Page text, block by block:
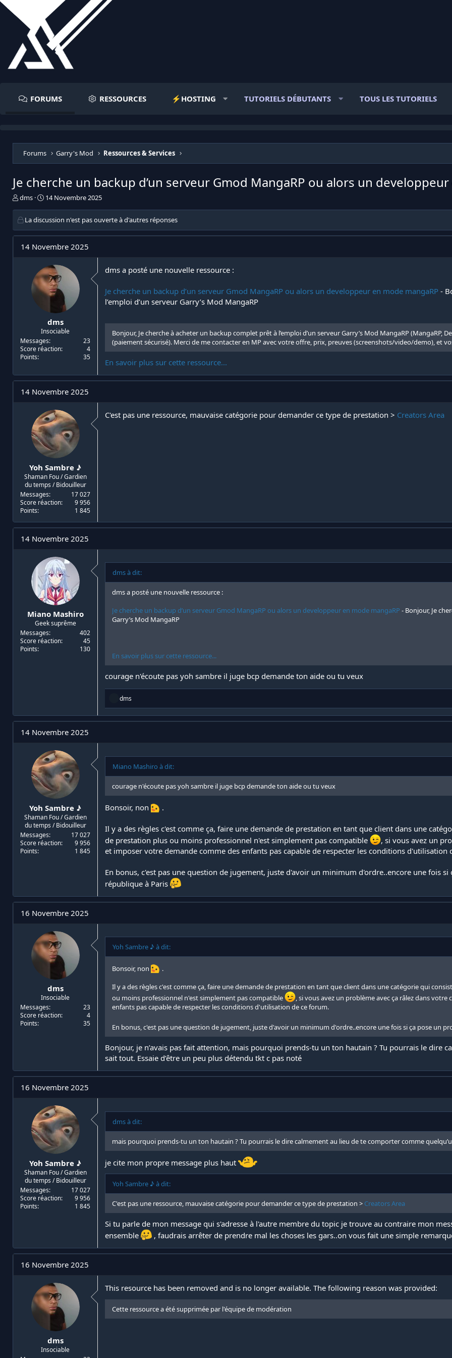
FORUMS RESSOURCES ⚡️HOSTING TUTORIELS DÉBUTANTS TOUS LES TUTORIELS
Forums Garry's Mod Ressources & Services
Je cherche un backup d’un serveur Gmod MangaRP ou alors un
I
i
t
i
a
s
c
u
s
o
dms
D
e
d
d
b
u
t
14 Novembre 2025
La discussion n'est pas ouverte à d'autres réponses
14 Novembre 2025
dms
Insociable
Messages
23
Score réaction
4
Points
35
dms a posté une nouvelle ressource :
Je cherche un backup d’un serveur Gmod MangaRP ou alors un developpeur en mode mangaRP -
l’emploi d’un serveur Garry’s Mod MangaRP
Bonjour, Je cherche à acheter un backup complet prêt à l’emploi d’un serveur Garry’s Mod MangaRP (MangaRP,
(paiement sécurisé). Merci de me contacter en MP avec votre offre, prix, preuves (screenshots/video/demo), et
En savoir plus sur cette ressource...
14 Novembre 2025
Yoh Sambre ♪
Shaman Fou / Gardien
du temps / Bidouilleur
Messages
17 027
Score réaction
9 956
Points
1 845
C'est pas une ressource, mauvaise catégorie pour demander ce type de prestation > Creators Area
14 Novembre 2025
Miano Mashiro
Geek suprême
Messages
402
Score réaction
45
Points
130
dms à dit:
dms a posté une nouvelle ressource :
Je cherche un backup d’un serveur Gmod MangaRP ou alors un developpeur en mode mangaRP - Bonjour, Je
Garry’s Mod MangaRP
En savoir plus sur cette ressource...
courage n'écoute pas yoh sambre il juge bcp demande ton aide ou tu veux
R
a
c
s
:
dms
14 Novembre 2025
Yoh Sambre ♪
Shaman Fou / Gardien
du temps / Bidouilleur
Messages
17 027
Score réaction
9 956
Points
1 845
Miano Mashiro à dit:
courage n'écoute pas yoh sambre il juge bcp demande ton aide ou tu veux
Bonsoir, non .
Il y a des règles c'est comme ça, faire une demande de prestation en tant que client dans une
de prestation plus ou moins professionnel n'est simplement pas compatible
, si vous avez un
et imposer votre demande comme des enfants pas capable de respecter les conditions d'utilisation
En bonus, c'est pas une question de jugement, juste d'avoir un minimum d'ordre..encore une fois
république à Paris
16 Novembre 2025
dms
Insociable
Messages
23
Score réaction
4
Points
35
Yoh Sambre ♪ à dit:
Bonsoir, non
.
Il y a des règles c'est comme ça, faire une demande de prestation en tant que client dans une catégorie qui
ou moins professionnel n'est simplement pas compatible
, si vous avez un problème avec ça râlez dans
enfants pas capable de respecter les conditions d'utilisation de ce forum.
En bonus, c'est pas une question de jugement, juste d'avoir un minimum d'ordre..encore une fois si ça pose un
Bonjour, je n’avais pas fait attention, mais pourquoi prends-tu un ton hautain ? Tu pourrais le dire
sait tout. Essaie d’être un peu plus détendu tkt c pas noté
16 Novembre 2025
Yoh Sambre ♪
Shaman Fou / Gardien
du temps / Bidouilleur
Messages
17 027
Score réaction
9 956
Points
1 845
dms à dit:
mais pourquoi prends-tu un ton hautain ? Tu pourrais le dire calmement au lieu de te comporter comme
je cite mon propre message plus haut
Yoh Sambre ♪ à dit:
C'est pas une ressource, mauvaise catégorie pour demander ce type de prestation > Creators Area
Si tu parle de mon message qui s'adresse à l'autre membre du topic je trouve au contraire mon
ensemble
, faudrais arrêter de prendre mal les choses les gars..on vous fait une simple
16 Novembre 2025
dms
Insociable
This resource has been removed and is no longer available. The following reason was provided:
Cette ressource a été supprimée par l'équipe de modération